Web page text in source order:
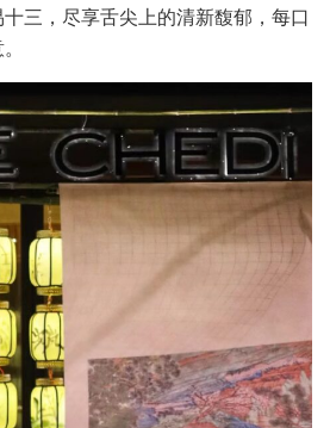
三，尽享舌尖上的清新馥郁，每口